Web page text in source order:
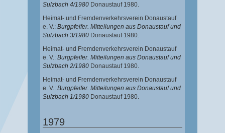
Sulzbach 4/1980 Donaustauf 1980.
Heimat- und Fremdenverkehrsverein Donaustauf
e. V.: Burgpfeifer. Mitteilungen aus Donaustauf und
Sulzbach 3/1980 Donaustauf 1980.
Heimat- und Fremdenverkehrsverein Donaustauf
e. V.: Burgpfeifer. Mitteilungen aus Donaustauf und
Sulzbach 2/1980 Donaustauf 1980.
Heimat- und Fremdenverkehrsverein Donaustauf
e. V.: Burgpfeifer. Mitteilungen aus Donaustauf und
Sulzbach 1/1980 Donaustauf 1980.
1979